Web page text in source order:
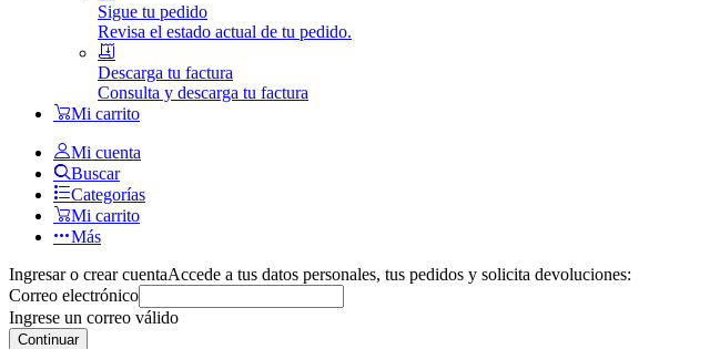
Sigue tu pedido
Revisa el estado actual de tu pedido.
Descarga tu factura
Consulta y descarga tu factura
Mi carrito
Mi cuenta
Buscar
Categorías
Mi carrito
Más
Ingresar o crear cuentaAccede a tus datos personales, tus pedidos y solicita devoluciones:
Correo electrónico
Ingrese un correo válido
Continuar